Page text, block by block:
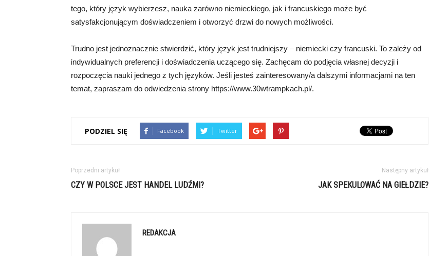
tego, który język wybierzesz, nauka zarówno niemieckiego, jak i francuskiego może być
satysfakcjonującym doświadczeniem i otworzyć drzwi do nowych możliwości.
Trudno jest jednoznacznie stwierdzić, który język jest trudniejszy – niemiecki czy francuski. To zależy od
indywidualnych preferencji i doświadczenia uczącego się. Zachęcam do podjęcia własnej decyzji i
rozpoczęcia nauki jednego z tych języków. Jeśli jesteś zainteresowany/a dalszymi informacjami na ten
temat, zapraszam do odwiedzenia strony https://www.30wtrampkach.pl/.
PODZIEL SIĘ Facebook Twitter
Poprzedni artykuł
CZY W POLSCE JEST HANDEL LUDŹMI?
Następny artykuł
JAK SPEKULOWAĆ NA GIEŁDZIE?
REDAKCJA